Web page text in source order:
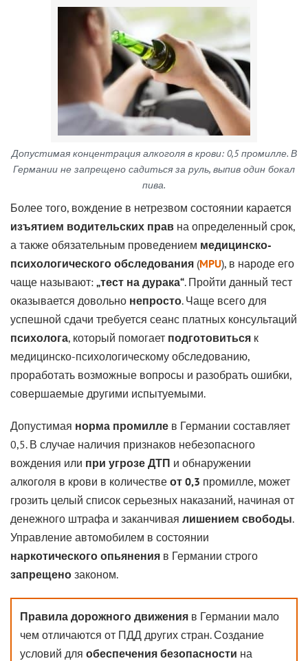
Допустимая концентрация алкоголя в крови: 0,5 промилле. В
Германии не запрещено садиться за руль, выпив один бокал
пива.
Более того, вождение в нетрезвом состоянии карается
изъятием водительских прав на определенный срок,
а также обязательным проведением медицинско-
психологического обследования (MPU), в народе его
чаще называют: „тест на дурака“. Пройти данный тест
оказывается довольно непросто. Чаще всего для
успешной сдачи требуется сеанс платных консультаций
психолога, который помогает подготовиться к
медицинско-психологическому обследованию,
проработать возможные вопросы и разобрать ошибки,
совершаемые другими испытуемыми.
Допустимая норма промилле в Германии составляет
0,5. В случае наличия признаков небезопасного
вождения или при угрозе ДТП и обнаружении
алкоголя в крови в количестве от 0,3 промилле, может
грозить целый список серьезных наказаний, начиная от
денежного штрафа и заканчивая лишением свободы.
Управление автомобилем в состоянии
наркотического опьянения в Германии строго
запрещено законом.
Правила дорожного движения в Германии мало
чем отличаются от ПДД других стран. Создание
условий для обеспечения безопасности на